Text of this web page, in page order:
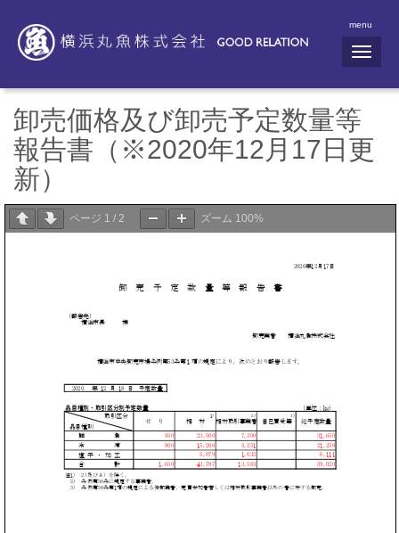
menu
N
a
i
t
i
o
卸売価格及び卸売予定数量等
報告書（※2020年12月17日更
新）
ページ 1 / 2 ズーム 100%